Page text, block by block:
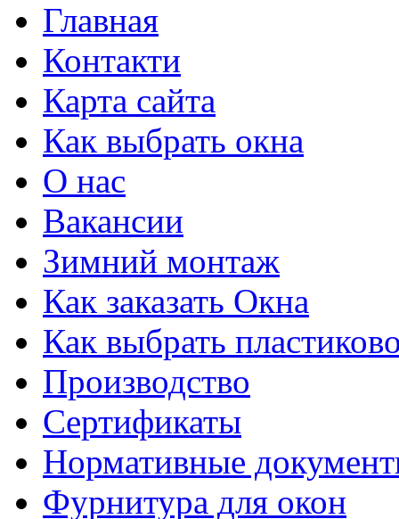
Главная
Контакти
Карта сайта
Как выбрать окна
О нас
Вакансии
Зимний монтаж
Как заказать Окна
Как выбрать
Производство
Сертификаты
Нормативные
Фурнитура для окон